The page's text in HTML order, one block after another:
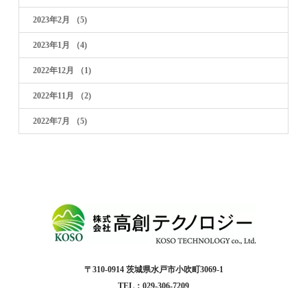
2023年2月 （5)
2023年1月 （4)
2022年12月 （1)
2022年11月 （2)
2022年7月 （5)
〒310-0914 茨城県水戸市小吹町3069-1
TEL：029-306-7209